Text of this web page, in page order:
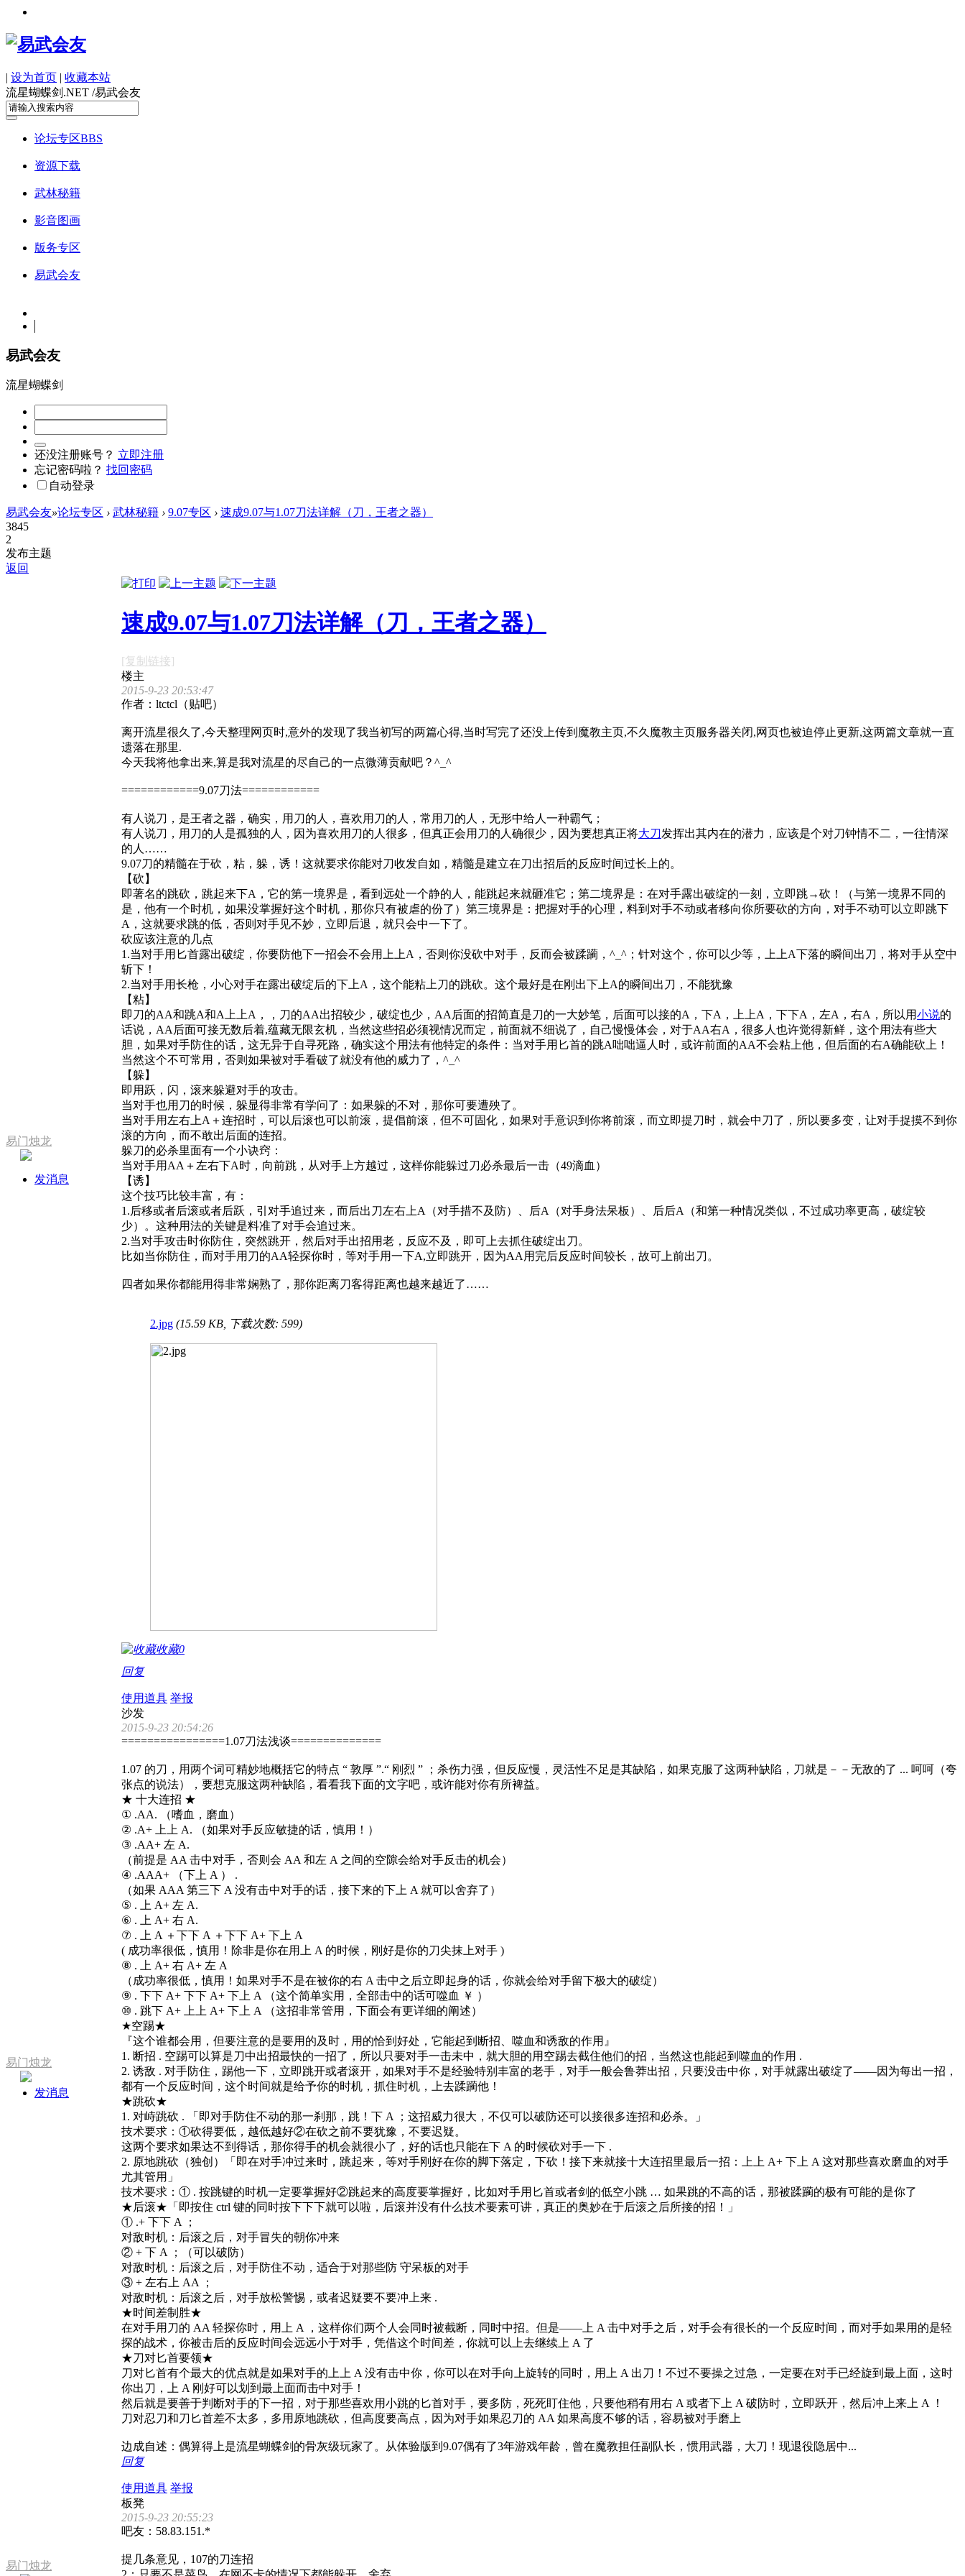
| 设为首页 | 收藏本站
流星蝴蝶剑.NET /易武会友
论坛专区BBS
资源下载
武林秘籍
影音图画
版务专区
易武会友
易武会友
流星蝴蝶剑
还没注册账号？ 立即注册
忘记密码啦？ 找回密码
自动登录
易武会友»论坛专区 › 武林秘籍 › 9.07专区 › 速成9.07与1.07刀法详解（刀，王者之器）
3845
2
发布主题
返回
速成9.07与1.07刀法详解（刀，王者之器）
[复制链接]
易门烛龙
发消息
楼主
2015-9-23 20:53:47
作者：ltctcl（贴吧）
离开流星很久了,今天整理网页时,意外的发现了我当初写的两篇心得,当时写完了还没上传到魔教主页,不久魔教主页服务器关闭,网页也被迫停止更新,这两篇文章就一直
遗落在那里.
今天我将他拿出来,算是我对流星的尽自己的一点微薄贡献吧？^_^
============9.07刀法============
有人说刀，是王者之器，确实，用刀的人，喜欢用刀的人，常用刀的人，无形中给人一种霸气；
有人说刀，用刀的人是孤独的人，因为喜欢用刀的人很多，但真正会用刀的人确很少，因为要想真正将大刀发挥出其内在的潜力，应该是个对刀钟情不二，一往情深
的人……
9.07刀的精髓在于砍，粘，躲，诱！这就要求你能对刀收发自如，精髓是建立在刀出招后的反应时间过长上的。
【砍】
即著名的跳砍，跳起来下A，它的第一境界是，看到远处一个静的人，能跳起来就砸准它；第二境界是：在对手露出破绽的一刻，立即跳→砍！（与第一境界不同的
是，他有一个时机，如果没掌握好这个时机，那你只有被虐的份了）第三境界是：把握对手的心理，料到对手不动或者移向你所要砍的方向，对手不动可以立即跳下
A，这就要求跳的低，否则对手见不妙，立即后退，就只会中一下了。
砍应该注意的几点
1.当对手用匕首露出破绽，你要防他下一招会不会用上上A，否则你没砍中对手，反而会被蹂躏，^_^；针对这个，你可以少等，上上A下落的瞬间出刀，将对手从空中
斩下！
2.当对手用长枪，小心对手在露出破绽后的下上A，这个能粘上刀的跳砍。这个最好是在刚出下上A的瞬间出刀，不能犹豫
【粘】
即刀的AA和跳A和A上上A，，刀的AA出招较少，破绽也少，AA后面的招简直是刀的一大妙笔，后面可以接的A，下A，上上A，下下A，左A，右A，所以用小说的
话说，AA后面可接无数后着,蕴藏无限玄机，当然这些招必须视情况而定，前面就不细说了，自己慢慢体会，对于AA右A，很多人也许觉得新鲜，这个用法有些大
胆，如果对手防住的话，这无异于自寻死路，确实这个用法有他特定的条件：当对手用匕首的跳A咄咄逼人时，或许前面的AA不会粘上他，但后面的右A确能砍上！
当然这个不可常用，否则如果被对手看破了就没有他的威力了，^_^
【躲】
即用跃，闪，滚来躲避对手的攻击。
当对手也用刀的时候，躲显得非常有学问了：如果躲的不对，那你可要遭殃了。
当对手用左右上A＋连招时，可以后滚也可以前滚，提倡前滚，但不可固化，如果对手意识到你将前滚，而立即提刀时，就会中刀了，所以要多变，让对手捉摸不到你
滚的方向，而不敢出后面的连招。
躲刀的必杀里面有一个小诀窍：
当对手用AA＋左右下A时，向前跳，从对手上方越过，这样你能躲过刀必杀最后一击（49滴血）
【诱】
这个技巧比较丰富，有：
1.后移或者后滚或者后跃，引对手追过来，而后出刀左右上A（对手措不及防）、后A（对手身法呆板）、后后A（和第一种情况类似，不过成功率更高，破绽较
少）。这种用法的关键是料准了对手会追过来。
2.当对手攻击时你防住，突然跳开，然后对手出招用老，反应不及，即可上去抓住破绽出刀。
比如当你防住，而对手用刀的AA轻探你时，等对手用一下A,立即跳开，因为AA用完后反应时间较长，故可上前出刀。
四者如果你都能用得非常娴熟了，那你距离刀客得距离也越来越近了……
2.jpg (15.59 KB, 下载次数: 599)
收藏0
回复
使用道具 举报
易门烛龙
发消息
沙发
2015-9-23 20:54:26
================1.07刀法浅谈==============
1.07 的刀，用两个词可精妙地概括它的特点 “ 敦厚 ”.“ 刚烈 ” ；杀伤力强，但反应慢，灵活性不足是其缺陷，如果克服了这两种缺陷，刀就是－－无敌的了 ... 呵呵（夸
张点的说法），要想克服这两种缺陷，看看我下面的文字吧，或许能对你有所裨益。
★ 十大连招 ★
① .AA. （嗜血，磨血）
② .A+ 上上 A. （如果对手反应敏捷的话，慎用！）
③ .AA+ 左 A.
（前提是 AA 击中对手，否则会 AA 和左 A 之间的空隙会给对手反击的机会）
④ .AAA+ （下上 A ） .
（如果 AAA 第三下 A 没有击中对手的话，接下来的下上 A 就可以舍弃了）
⑤ . 上 A+ 左 A.
⑥ . 上 A+ 右 A.
⑦ . 上 A ＋下下 A ＋下下 A+ 下上 A
( 成功率很低，慎用！除非是你在用上 A 的时候，刚好是你的刀尖抹上对手 )
⑧ . 上 A+ 右 A+ 左 A
（成功率很低，慎用！如果对手不是在被你的右 A 击中之后立即起身的话，你就会给对手留下极大的破绽）
⑨ . 下下 A+ 下下 A+ 下上 A （这个简单实用，全部击中的话可噬血 ￥ ）
⑩ . 跳下 A+ 上上 A+ 下上 A （这招非常管用，下面会有更详细的阐述）
★空踢★
『这个谁都会用，但要注意的是要用的及时，用的恰到好处，它能起到断招、噬血和诱敌的作用』
1. 断招 . 空踢可以算是刀中出招最快的一招了，所以只要对手一击未中，就大胆的用空踢去截住他们的招，当然这也能起到噬血的作用 .
2. 诱敌 . 对手防住，踢他一下，立即跳开或者滚开，如果对手不是经验特别丰富的老手，对手一般会鲁莽出招，只要没击中你，对手就露出破绽了——因为每出一招，
都有一个反应时间，这个时间就是给予你的时机，抓住时机，上去蹂躏他！
★跳砍★
1. 对峙跳砍 . 「即对手防住不动的那一刹那，跳！下 A ；这招威力很大，不仅可以破防还可以接很多连招和必杀。」
技术要求：①砍得要低，越低越好②在砍之前不要犹豫，不要迟疑。
这两个要求如果达不到得话，那你得手的机会就很小了，好的话也只能在下 A 的时候砍对手一下 .
2. 原地跳砍（独创）「即在对手冲过来时，跳起来，等对手刚好在你的脚下落定，下砍！接下来就接十大连招里最后一招：上上 A+ 下上 A 这对那些喜欢磨血的对手
尤其管用」
技术要求：① . 按跳键的时机一定要掌握好②跳起来的高度要掌握好，比如对手用匕首或者剑的低空小跳 … 如果跳的不高的话，那被蹂躏的极有可能的是你了
★后滚★「即按住 ctrl 键的同时按下下下就可以啦，后滚并没有什么技术要素可讲，真正的奥妙在于后滚之后所接的招！」
① .+ 下下 A ；
对敌时机：后滚之后，对手冒失的朝你冲来
② + 下 A ；（可以破防）
对敌时机：后滚之后，对手防住不动，适合于对那些防 守呆板的对手
③ + 左右上 AA ；
对敌时机：后滚之后，对手放松警惕，或者迟疑要不要冲上来 .
★时间差制胜★
在对手用刀的 AA 轻探你时，用上 A ，这样你们两个人会同时被截断，同时中招。但是——上 A 击中对手之后，对手会有很长的一个反应时间，而对手如果用的是轻
探的战术，你被击后的反应时间会远远小于对手，凭借这个时间差，你就可以上去继续上 A 了
★刀对匕首要领★
刀对匕首有个最大的优点就是如果对手的上上 A 没有击中你，你可以在对手向上旋转的同时，用上 A 出刀！不过不要操之过急，一定要在对手已经旋到最上面，这时
你出刀，上 A 刚好可以划到最上面而击中对手！
然后就是要善于判断对手的下一招，对于那些喜欢用小跳的匕首对手，要多防，死死盯住他，只要他稍有用右 A 或者下上 A 破防时，立即跃开，然后冲上来上 A ！
刀对忍刀和刀匕首差不太多，多用原地跳砍，但高度要高点，因为对手如果忍刀的 AA 如果高度不够的话，容易被对手磨上
边成自述：偶算得上是流星蝴蝶剑的骨灰级玩家了。从体验版到9.07偶有了3年游戏年龄，曾在魔教担任副队长，惯用武器，大刀！现退役隐居中...
回复
使用道具 举报
易门烛龙
板凳
2015-9-23 20:55:23
吧友：58.83.151.*
提几条意见，107的刀连招